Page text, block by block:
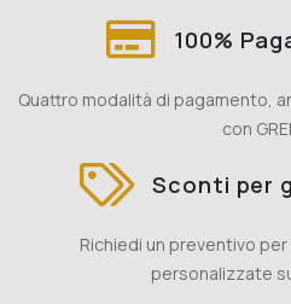
100%
Quattro modalità di pagamento,
con
Sconti per
Richiedi un preventivo
personalizzate